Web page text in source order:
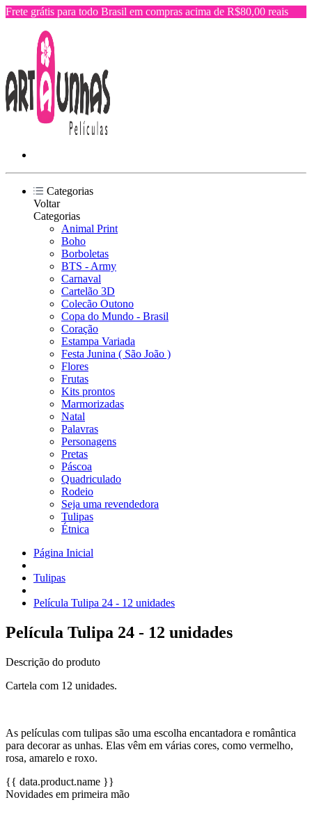
Frete grátis para todo Brasil em compras acima de R$80,00 reais
Categorias
Voltar
Categorias
Animal Print
Boho
Borboletas
BTS - Army
Carnaval
Cartelão 3D
Colecão Outono
Copa do Mundo - Brasil
Coração
Estampa Variada
Festa Junina ( São João )
Flores
Frutas
Kits prontos
Marmorizadas
Natal
Palavras
Personagens
Pretas
Páscoa
Quadriculado
Rodeio
Seja uma revendedora
Tulipas
Étnica
Página Inicial
Tulipas
Película Tulipa 24 - 12 unidades
Película Tulipa 24 - 12 unidades
Descrição do produto
Cartela com 12 unidades.
As películas com tulipas são uma escolha encantadora e romântica
para decorar as unhas. Elas vêm em várias cores, como vermelho,
rosa, amarelo e roxo.
{{ data.product.name }}
Novidades em primeira mão